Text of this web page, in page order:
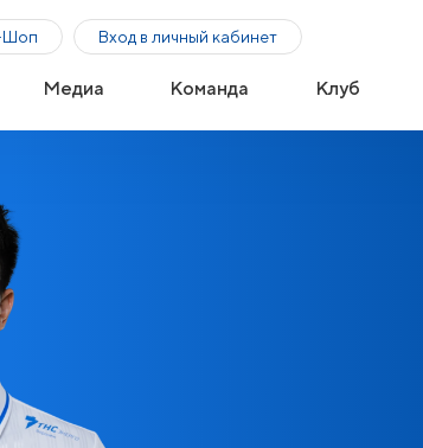
Вход в личный кабинет
Медиа Команда Клуб